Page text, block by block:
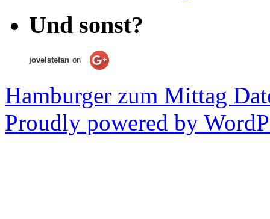
Und sonst?
jovelstefan on
Hamburger zum Mittag
Proudly powered by